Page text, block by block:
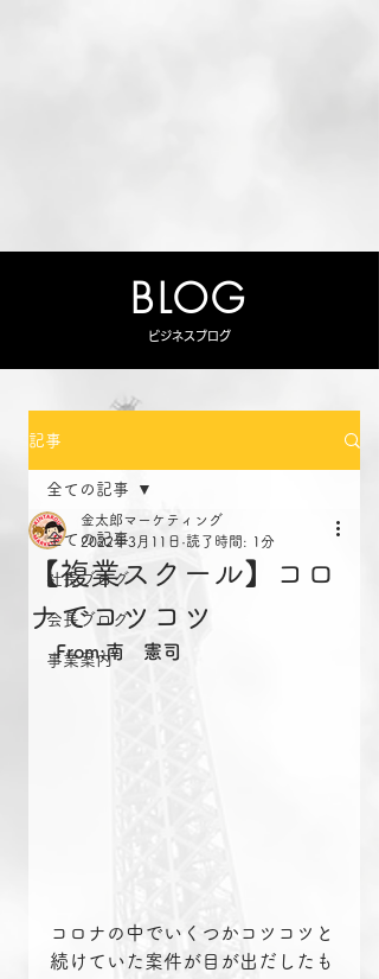
BLOG
ビジネスブログ
記事
全ての記事
社長ブログ
会長ブログ
事業案内
全ての記事
【複業スクール】コロ
ナでコツコツ
金太郎マーケティング
2022年3月11日 読了時間: 1分
From:南　憲司
コロナの中でいくつかコツコツと
続けていた案件が目が出だしたも